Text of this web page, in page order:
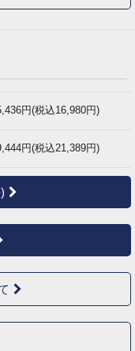
円(税込16,980円)
円(税込21,389円)